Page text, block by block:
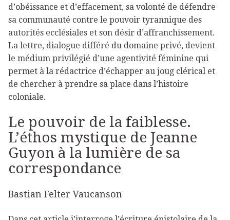
d’obéissance et d’effacement, sa volonté de défendre
sa communauté contre le pouvoir tyrannique des
autorités ecclésiales et son désir d’affranchissement.
La lettre, dialogue différé du domaine privé, devient
le médium privilégié d’une agentivité féminine qui
permet à la rédactrice d’échapper au joug clérical et
de chercher à prendre sa place dans l’histoire
coloniale.
Le pouvoir de la faiblesse.
L’éthos mystique de Jeanne
Guyon à la lumière de sa
correspondance
Bastian Felter Vaucanson